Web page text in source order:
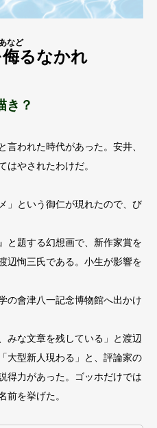
侮
など
るなかれ
き？
言われた時代があった。安井、
はやされたわけだ。
」という御仁が現れたので、び
と題する幻想画で、新作家賞を
辺恂三氏である。小生が影響を
の會津八一記念博物館へ出かけ
みな文章を残している」と渡辺
大型新人現わる」と、評論家の
得力があった。ゴッホだけでは
前を挙げた。